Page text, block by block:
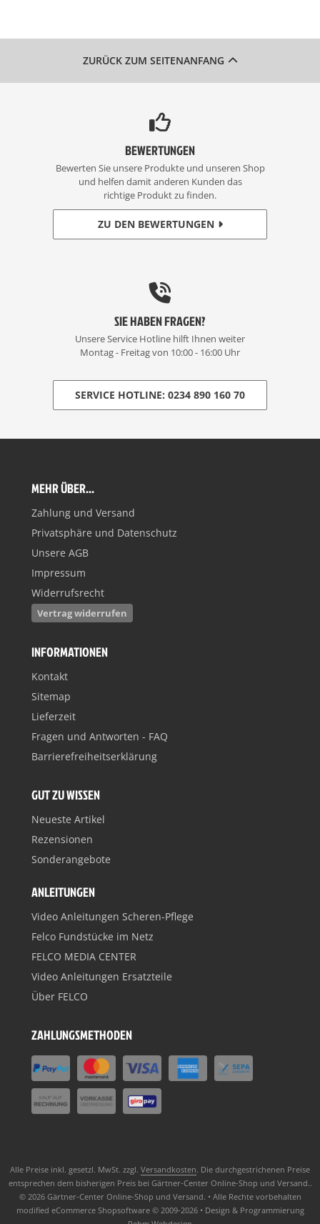
ZURÜCK ZUM SEITENANFANG
BEWERTUNGEN
Bewerten Sie unsere Produkte und unseren Shop
und helfen damit anderen Kunden das
richtige Produkt zu finden.
ZU DEN BEWERTUNGEN
SIE HABEN FRAGEN?
Unsere Service Hotline hilft Ihnen weiter
Montag - Freitag von 10:00 - 16:00 Uhr
SERVICE HOTLINE: 0234 890 160 70
MEHR ÜBER...
Zahlung und Versand
Privatsphäre und Datenschutz
Unsere AGB
Impressum
Widerrufsrecht
Vertrag widerrufen
INFORMATIONEN
Kontakt
Sitemap
Lieferzeit
Fragen und Antworten - FAQ
Barrierefreiheitserklärung
GUT ZU WISSEN
Neueste Artikel
Rezensionen
Sonderangebote
ANLEITUNGEN
Video Anleitungen Scheren-Pflege
Felco Fundstücke im Netz
FELCO MEDIA CENTER
Video Anleitungen Ersatzteile
Über FELCO
ZAHLUNGSMETHODEN
Alle Preise inkl. gesetzl. MwSt. zzgl. Versandkosten. Die durchgestrichenen Preise
entsprechen dem bisherigen Preis bei Gärtner-Center Online-Shop und Versand..
© 2026 Gärtner-Center Online-Shop und Versand. • Alle Rechte vorbehalten
modified eCommerce Shopsoftware © 2009-2026 • Design & Programmierung